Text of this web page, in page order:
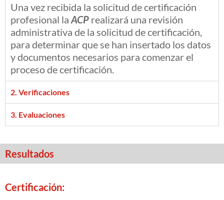
Una vez recibida la solicitud de certificación
profesional la ACP realizará una revisión
administrativa de la solicitud de certificación,
para determinar que se han insertado los datos
y documentos necesarios para comenzar el
proceso de certificación.
2. Verificaciones
3. Evaluaciones
Resultados
Certificación: